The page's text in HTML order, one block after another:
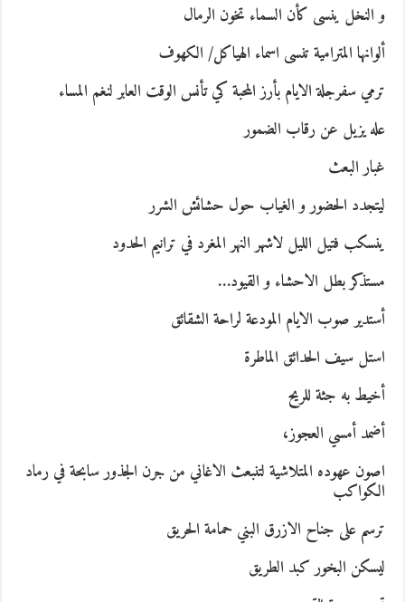
و النخل ينسى كأن السماء تخون الرمال
ألوانها المترامية تنسى اسماء الهياكل/ الكهوف
ترمي سفرجلة الايام بأرز المحبة كي تأنس الوقت العابر لنغم المساء
عله يزيل عن رقاب الضمور
غبار البعث
ليتجدد الحضور و الغياب حول حشائش الشرر
ينسكب فتيل الليل لاشهر النهر المغرد في ترانيم الحدود
مستذكر بطل الاحشاء و القيود…
أستدير صوب الايام المودعة لراحة الشقائق
استل سيف الحدائق الماطرة
أخيط به جثة للريح
أضمد أمسي العجوز،
اصون عهوده المتلاشية لتنبعث الاغاني من جرن الجذور سابحة في رماد
الكواكب
ترسم على جناح الازرق البني حمامة الحريق
ليسكن البخور كبد الطريق